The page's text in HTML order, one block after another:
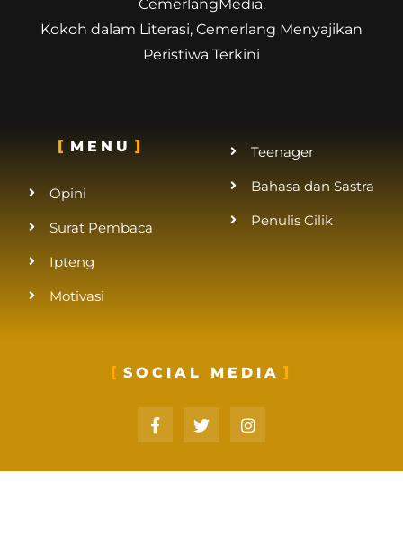
CemerlangMedia.
Kokoh dalam Literasi, Cemerlang Menyajikan
Peristiwa Terkini
MENU
Opini
Surat Pembaca
Ipteng
Motivasi
Teenager
Bahasa dan Sastra
Penulis Cilik
SOCIAL MEDIA